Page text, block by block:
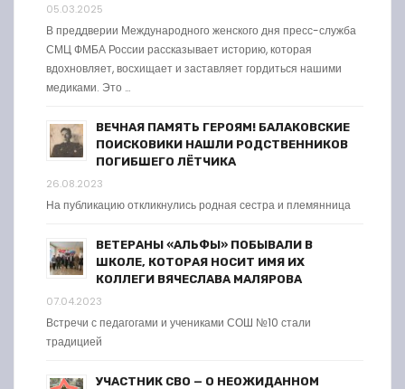
05.03.2025
В преддверии Международного женского дня пресс-служба
СМЦ ФМБА России рассказывает историю, которая
вдохновляет, восхищает и заставляет гордиться нашими
медиками. Это …
ВЕЧНАЯ ПАМЯТЬ ГЕРОЯМ! БАЛАКОВСКИЕ
ПОИСКОВИКИ НАШЛИ РОДСТВЕННИКОВ
ПОГИБШЕГО ЛЁТЧИКА
26.08.2023
На публикацию откликнулись родная сестра и племянница
ВЕТЕРАНЫ «АЛЬФЫ» ПОБЫВАЛИ В
ШКОЛЕ, КОТОРАЯ НОСИТ ИМЯ ИХ
КОЛЛЕГИ ВЯЧЕСЛАВА МАЛЯРОВА
07.04.2023
Встречи с педагогами и учениками СОШ №10 стали
традицией
УЧАСТНИК СВО — О НЕОЖИДАННОМ